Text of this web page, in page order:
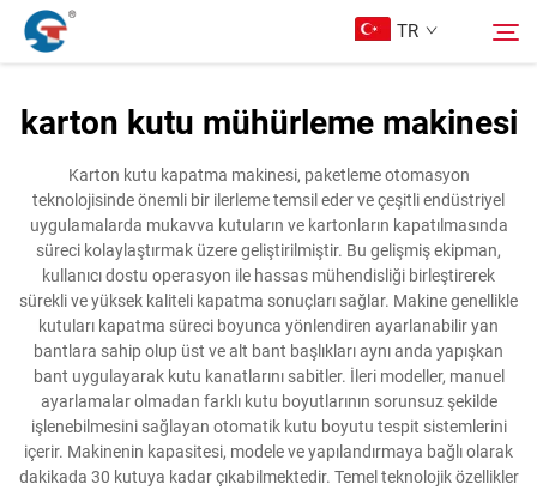
TR
Ürünler
Tasarım Örnekleri
Hizmet
Haberler
Arama
karton kutu mühürleme makinesi
Karton kutu kapatma makinesi, paketleme otomasyon
teknolojisinde önemli bir ilerleme temsil eder ve çeşitli endüstriyel
uygulamalarda mukavva kutuların ve kartonların kapatılmasında
süreci kolaylaştırmak üzere geliştirilmiştir. Bu gelişmiş ekipman,
kullanıcı dostu operasyon ile hassas mühendisliği birleştirerek
sürekli ve yüksek kaliteli kapatma sonuçları sağlar. Makine genellikle
kutuları kapatma süreci boyunca yönlendiren ayarlanabilir yan
bantlara sahip olup üst ve alt bant başlıkları aynı anda yapışkan
bant uygulayarak kutu kanatlarını sabitler. İleri modeller, manuel
ayarlamalar olmadan farklı kutu boyutlarının sorunsuz şekilde
işlenebilmesini sağlayan otomatik kutu boyutu tespit sistemlerini
içerir. Makinenin kapasitesi, modele ve yapılandırmaya bağlı olarak
dakikada 30 kutuya kadar çıkabilmektedir. Temel teknolojik özellikler